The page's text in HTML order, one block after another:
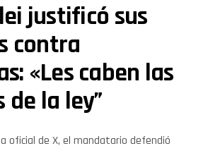
justificó sus
contra
«Les caben las
de la ley”
oficial de X, el mandatario defendió